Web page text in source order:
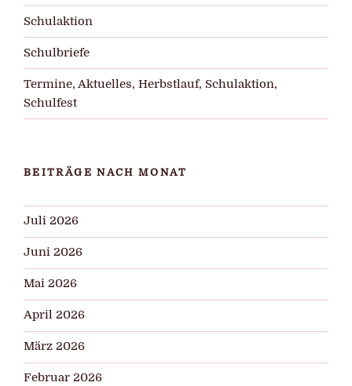
Schulaktion
Schulbriefe
Termine, Aktuelles, Herbstlauf, Schulaktion,
Schulfest
BEITRÄGE NACH MONAT
Juli 2026
Juni 2026
Mai 2026
April 2026
März 2026
Februar 2026